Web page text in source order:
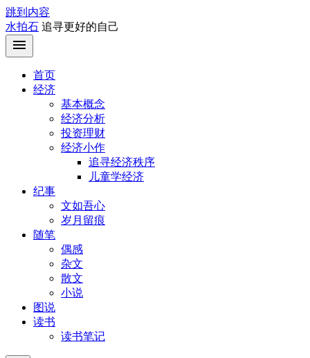
跳到内容
水拍石 追寻更好的自己
首页
经济
基本概念
经济分析
投资理财
经济小作
追寻经济秩序
儿童学经济
纪事
文如吾心
岁月留痕
随笔
偶感
杂文
散文
小说
图说
读书
读书笔记